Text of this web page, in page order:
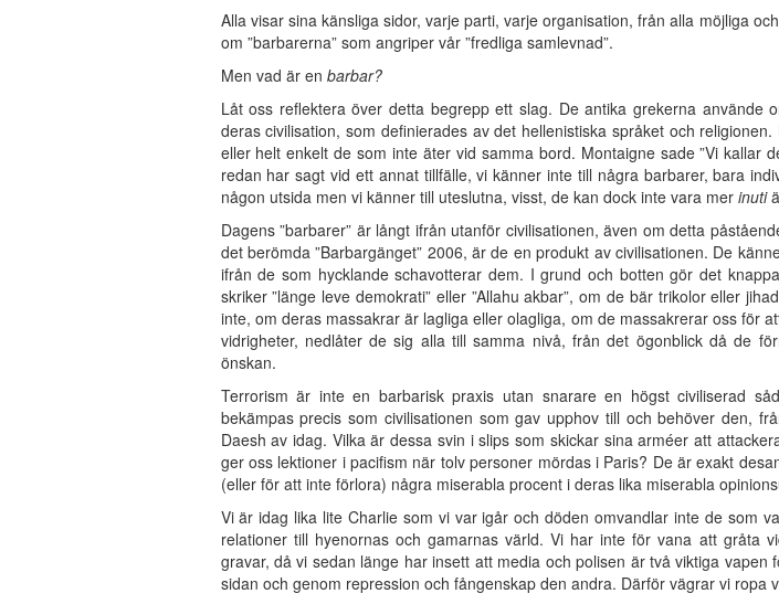
Alla visar sina känsliga sidor, varje parti, varje organisation, från alla möjliga
om ”barbarerna” som angriper vår ”fredliga samlevnad”.
Men vad är en barbar?
Låt oss reflektera över detta begrepp ett slag. De antika grekerna använde
deras civilisation, som definierades av det hellenistiska språket och
eller helt enkelt de som inte äter vid samma bord. Montaigne sade ”Vi kallar
redan har sagt vid ett annat tillfälle, vi känner inte till några barbarer, bara
någon utsida men vi känner till uteslutna, visst, de kan dock inte vara mer inuti
Dagens ”barbarer” är långt ifrån utanför civilisationen, även om detta
det berömda ”Barbargänget” 2006, är de en produkt av civilisationen. De
ifrån de som hycklande schavotterar dem. I grund och botten gör det
skriker ”länge leve demokrati” eller ”Allahu akbar”, om de bär trikolor eller
inte, om deras massakrar är lagliga eller olagliga, om de massakrerar oss för
vidrigheter, nedlåter de sig alla till samma nivå, från det ögonblick då de
önskan.
Terrorism är inte en barbarisk praxis utan snarare en högst civiliserad
bekämpas precis som civilisationen som gav upphov till och behöver den,
Daesh av idag. Vilka är dessa svin i slips som skickar sina arméer att
ger oss lektioner i pacifism när tolv personer mördas i Paris? De är exakt
(eller för att inte förlora) några miserabla procent i deras lika miserabla
Vi är idag lika lite Charlie som vi var igår och döden omvandlar inte de som
relationer till hyenornas och gamarnas värld. Vi har inte för vana att gråta
gravar, då vi sedan länge har insett att media och polisen är två viktiga
sidan och genom repression och fångenskap den andra. Därför vägrar vi ropa